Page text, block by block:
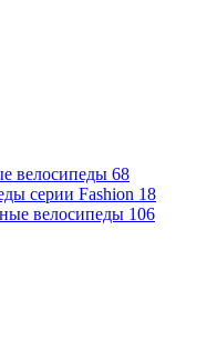
велосипеды 68
серии Fashion 18
велосипеды 106